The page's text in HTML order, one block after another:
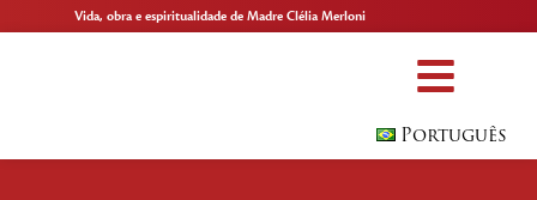
Vida, obra e espiritualidade de Madre Clélia Merloni
Português